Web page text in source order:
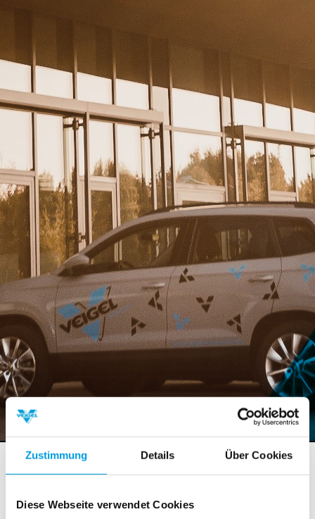
Zustimmung Details Über Cookies
Diese Webseite verwendet Cookies
Bauvorhaben
8. September 2015